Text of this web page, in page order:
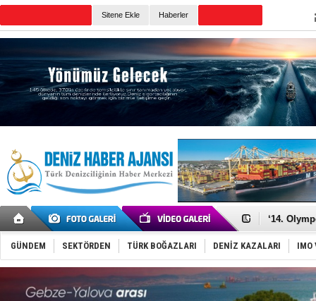
Sitene Ekle Haberler
Denizcilik
‘14.
Taksi
TÜRKLİM
SOCAR da
GÜNDEM SEKTÖRDEN TÜRK BOĞAZLARI DENİZ KAZALARI IMO